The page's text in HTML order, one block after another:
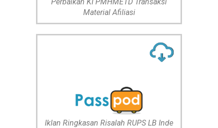
Material Afiliasi
Iklan Ringkasan Risalah RUPS LB Inde